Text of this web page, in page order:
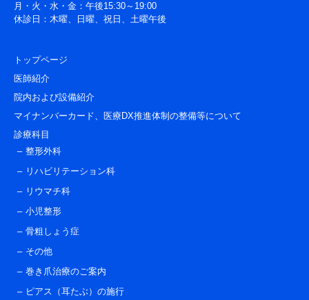
月・火・水・金：午後15:30～19:00
休診日：木曜、日曜、祝日、土曜午後
トップページ
医師紹介
院内および設備紹介
マイナンバーカード、医療DX推進体制の整備等について
診療科目
整形外科
リハビリテーション科
リウマチ科
小児整形
骨粗しょう症
その他
巻き爪治療のご案内
ピアス（耳たぶ）の施行